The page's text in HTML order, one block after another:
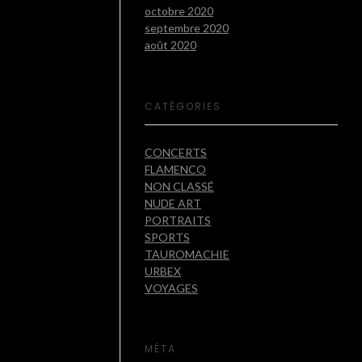
octobre 2020
septembre 2020
août 2020
CATÉGORIES
CONCERTS
FLAMENCO
NON CLASSÉ
NUDE ART
PORTRAITS
SPORTS
TAUROMACHIE
URBEX
VOYAGES
MÉTA